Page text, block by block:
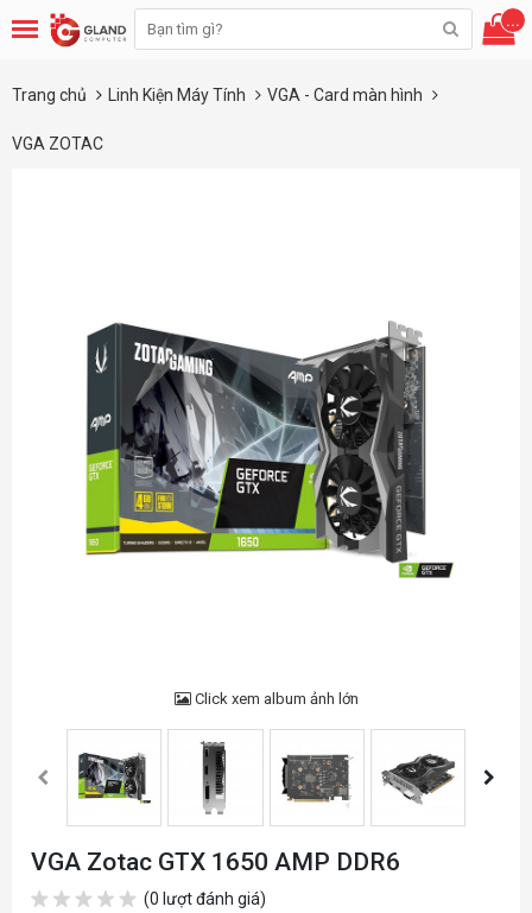
...
Trang chủ Linh Kiện Máy Tính VGA - Card màn hình
VGA ZOTAC
Click xem album ảnh lớn
VGA Zotac GTX 1650 AMP DDR6
(0 lượt đánh giá)